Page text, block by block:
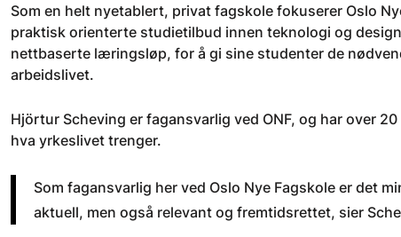
Som en helt nyetablert, privat fagskole fokuserer Oslo
praktisk orienterte studietilbud innen teknologi og
nettbaserte læringsløp, for å gi sine studenter de
arbeidslivet.
Hjörtur Scheving er fagansvarlig ved ONF, og har over
hva yrkeslivet trenger.
Som fagansvarlig her ved Oslo Nye Fagskole er det
aktuell, men også relevant og fremtidsrettet, sier